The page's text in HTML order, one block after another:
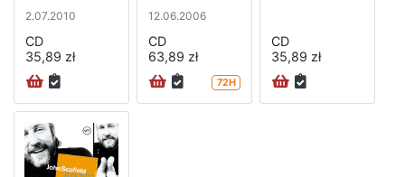
2.07.2010
CD
35,89 zł
12.06.2006
CD
63,89 zł
72H
CD
35,89 zł